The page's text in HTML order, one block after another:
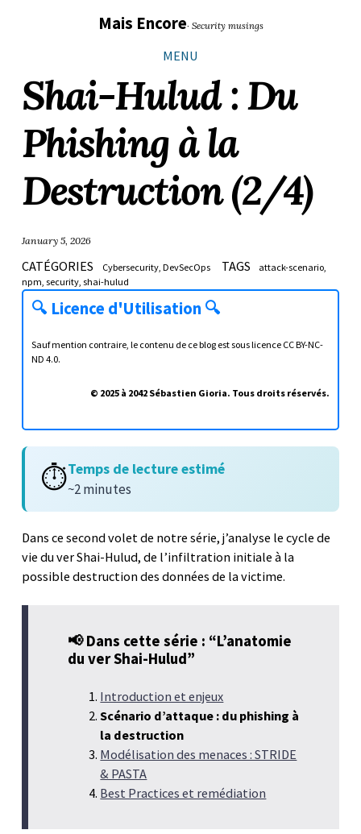
principale
page
Mais Encore· Security musings
MENU
Shai-Hulud : Du
Phishing à la
Destruction (2/4)
January 5, 2026
CATÉGORIES Cybersecurity DevSecOps TAGS
attack-scenario
npm security shai-hulud
🔍 Licence d'Utilisation 🔍
Sauf mention contraire, le contenu de ce blog est sous licence CC BY-NC-
ND 4.0.
© 2025 à 2042 Sébastien Gioria. Tous droits réservés.
⏱️Temps de lecture estimé
~2 minutes
Dans ce second volet de notre série, j’analyse le cycle de
vie du ver Shai-Hulud, de l’infiltration initiale à la
possible destruction des données de la victime.
📢 Dans cette série : “L’anatomie
du ver Shai-Hulud”
Introduction et enjeux
Scénario d’attaque : du phishing à
la destruction
Modélisation des menaces : STRIDE
& PASTA
Best Practices et remédiation